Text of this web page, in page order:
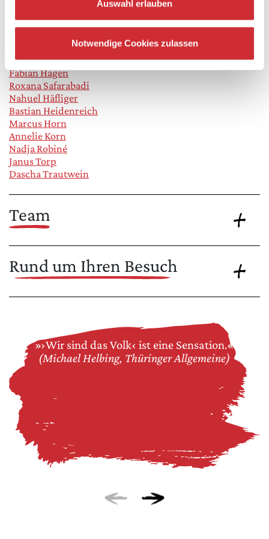
Auswahl erlauben
Notwendige Cookies zulassen
Calvin-Noel Auer
Katharina Hackhausen
Fabian Hagen
Roxana Safarabadi
Nahuel Häfliger
Bastian Heidenreich
Marcus Horn
Annelie Korn
Nadja Robiné
Janus Torp
Dascha Trautwein
Team
Rund um Ihren Besuch
»›Wir sind das Volk‹ ist eine Sensation.«
(Michael Helbing, Thüringer Allgemeine)